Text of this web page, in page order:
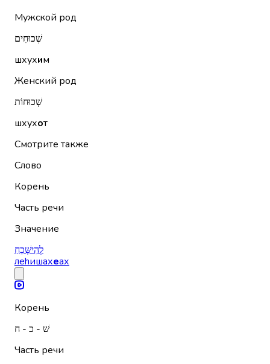
Мужской род
שְׁכוּחִים
шхухим
Женский род
שְׁכוּחוֹת
шхухот
Смотрите также
Слово
Корень
Часть речи
Значение
לְהִישָּׁכֵחַ
леhишахеах
Корень
שׁ - כ - ח
Часть речи